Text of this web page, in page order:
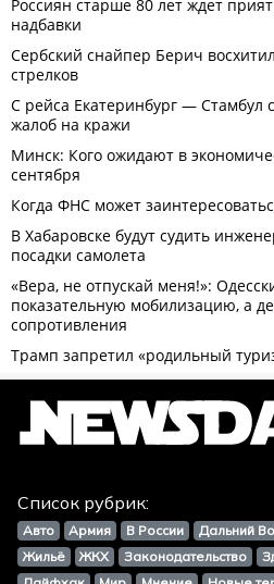
Список рубрик:
Авто Армия В России Дальний
Жильё
ЖКХ Законодательство